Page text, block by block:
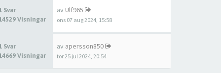
Svar
Visningar
av Ulf965
ons 07 aug 2024, 15:58
Svar
Visningar
av apersson850
tor 25 jul 2024, 20:54